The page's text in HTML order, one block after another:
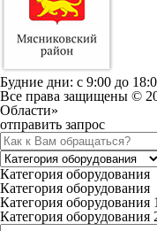
Будние дни: c 9:00 до
Все права защищены ©
Области»
отправить запрос
Категория оборудования
Категория оборудования
Категория оборудования 1
Категория оборудования